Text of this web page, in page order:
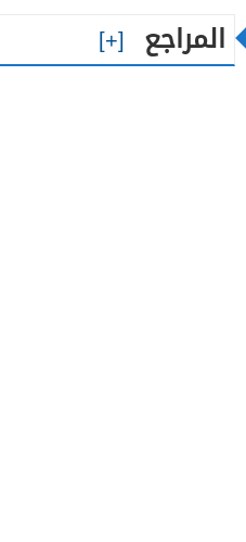
المراجع